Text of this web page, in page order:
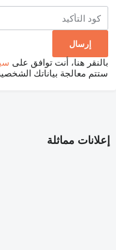
بالنقر هنا، أنت توافق على
ستتم معالجة بياناتك
إعلانات مماثلة